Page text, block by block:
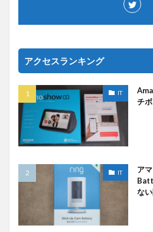
アクセスランキング
IT
チ
IT
ア
な